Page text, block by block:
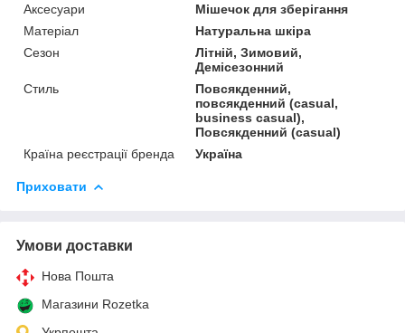
Аксесуари
Мішечок для зберігання
Матеріал
Натуральна шкіра
Сезон
Літній, Зимовий,
Демісезонний
Стиль
Повсякденний,
повсякденний (casual,
business casual),
Повсякденний (casual)
Країна реєстрації бренда
Україна
Приховати
Умови доставки
Нова Пошта
Магазини Rozetka